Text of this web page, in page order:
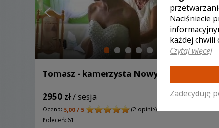
Tomasz - kamerzysta Nowy Targ
2950 zł/ sesja
Ocena: 5,00 / 5
(2 opinie)
Poleceń: 61
Naciśniecie
każdej chwili
Czytaj więcej
Zadecyduję